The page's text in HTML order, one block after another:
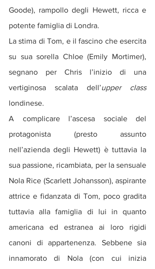
Goode), rampollo degli Hewett, ricca e
potente famiglia di Londra.
La stima di Tom, e il fascino che esercita
su sua sorella Chloe (Emily Mortimer),
segnano per Chris l’inizio di una
vertiginosa scalata dell’
upper class
londinese.
A complicare l’ascesa sociale del
protagonista (presto assunto
nell’azienda degli Hewett) è tuttavia la
sua passione, ricambiata, per la sensuale
Nola Rice (Scarlett Johansson), aspirante
attrice e fidanzata di Tom, poco gradita
tuttavia alla famiglia di lui in quanto
americana ed estranea ai loro rigidi
canoni di appartenenza. Sebbene sia
innamorato di Nola (con cui inizia